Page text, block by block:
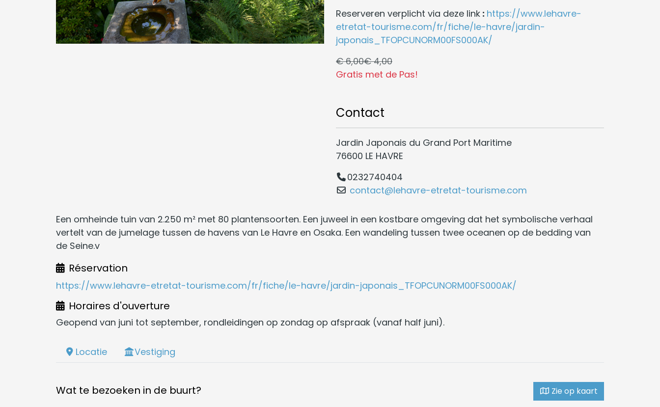
Reserveren verplicht via deze link : https://www.lehavre-
etretat-tourisme.com/fr/fiche/le-havre/jardin-
japonais_TFOPCUNORM00FS000AK/
€ 6,00€ 4,00
Gratis met de Pas!
Contact
Jardin Japonais du Grand Port Maritime
76600 LE HAVRE
0232740404
contact@lehavre-etretat-tourisme.com
Een omheinde tuin van 2.250 m² met 80 plantensoorten. Een juweel in een kostbare omgeving dat het symbolische verhaal
vertelt van de jumelage tussen de havens van Le Havre en Osaka. Een wandeling tussen twee oceanen op de bedding van
de Seine.v
Réservation
https://www.lehavre-etretat-tourisme.com/fr/fiche/le-havre/jardin-japonais_TFOPCUNORM00FS000AK/
Horaires d'ouverture
Geopend van juni tot september, rondleidingen op zondag op afspraak (vanaf half juni).
Locatie Vestiging
Wat te bezoeken in de buurt? Zie op kaart